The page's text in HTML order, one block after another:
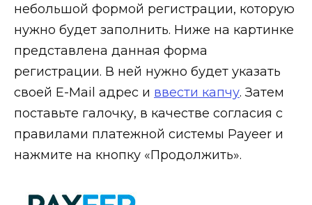
небольшой формой регистрации, которую
нужно будет заполнить. Ниже на картинке
представлена данная форма
регистрации. В ней нужно будет указать
своей E-Mail адрес и ввести капчу. Затем
поставьте галочку, в качестве согласия с
правилами платежной системы Payeer и
нажмите на кнопку «Продолжить».